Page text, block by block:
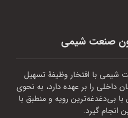
صنعت شیمی
شیمی با افتخار وظیفهٔ تسهیل
داخلی را بر عهده دارد، به نحوی
بی‌دغدغه‌ترین رویه و منطبق با
انجام گیرد.